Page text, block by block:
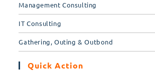
Management Consulting
IT Consulting
Gathering, Outing & Outbond
Quick Action